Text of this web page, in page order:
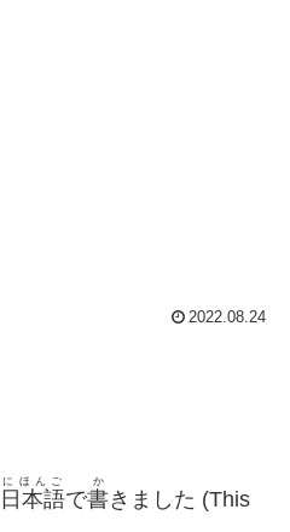
2022.08.24
日本語
にほんご
で書
か
きました (This